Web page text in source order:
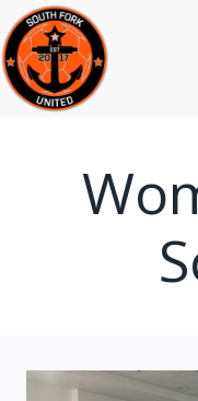
Saltar
al
contenido